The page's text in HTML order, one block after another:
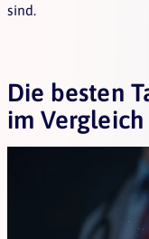
sind.
Die besten
im Vergleich